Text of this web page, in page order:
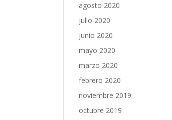
agosto 2020
julio 2020
junio 2020
mayo 2020
marzo 2020
febrero 2020
noviembre 2019
octubre 2019